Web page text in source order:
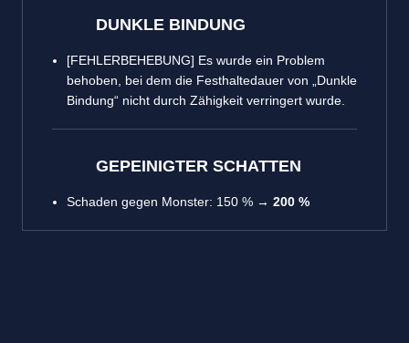
DUNKLE BINDUNG
[FEHLERBEHEBUNG] Es wurde ein Problem
behoben, bei dem die Festhaltedauer von „Dunkle
Bindung“ nicht durch Zähigkeit verringert wurde.
GEPEINIGTER SCHATTEN
Schaden gegen Monster: 150 % → 200 %